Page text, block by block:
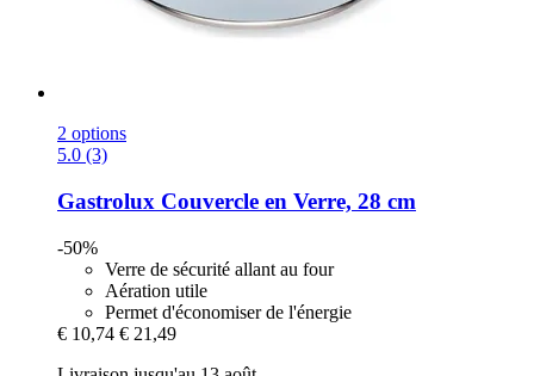
2 options
5.0 (3)
Gastrolux Couvercle en Verre, 28 cm
-50%
Verre de sécurité allant au four
Aération utile
Permet d'économiser de l'énergie
€ 10,74 € 21,49